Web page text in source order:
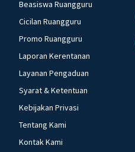
Beasiswa Ruangguru
Cicilan Ruangguru
Promo Ruangguru
Laporan Kerentanan
Layanan Pengaduan
Syarat & Ketentuan
Kebijakan Privasi
Tentang Kami
Kontak Kami